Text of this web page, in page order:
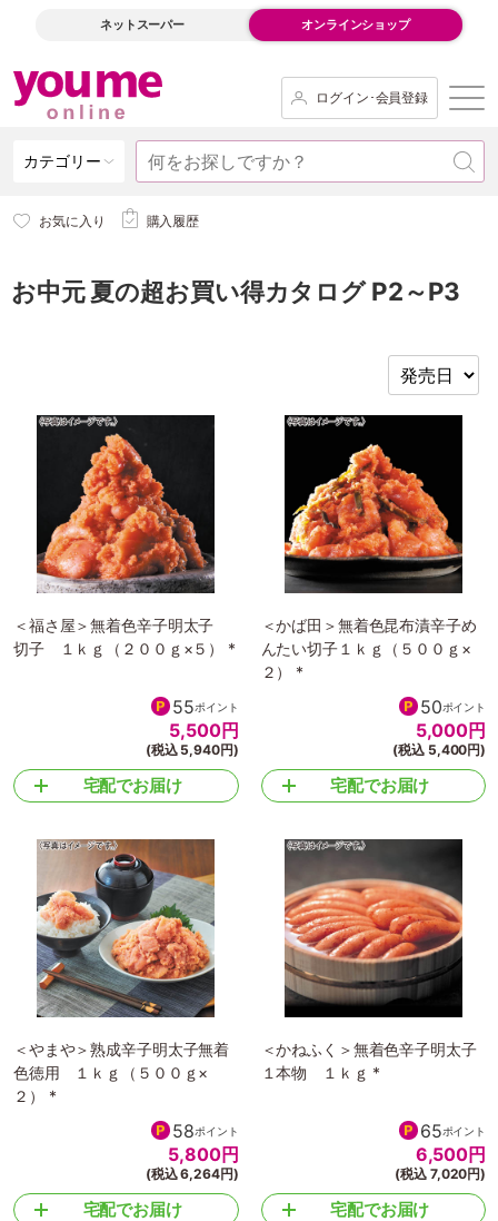
ネットスーパー オンラインショップ
ログイン･会員登録
カテゴリー
お気に入り 購入履歴
お中元 夏の超お買い得カタログ P2～P3
＜福さ屋＞無着色辛子明太子
切子 １ｋｇ（２００ｇ×５） *
55ポイント
5,500円
(税込 5,940円)
宅配でお届け
＜かば田＞無着色昆布漬辛子め
んたい切子１ｋｇ（５００ｇ×
２） *
50ポイント
5,000円
(税込 5,400円)
宅配でお届け
＜やまや＞熟成辛子明太子無着
色徳用 １ｋｇ（５００ｇ×
２） *
58ポイント
5,800円
(税込 6,264円)
宅配でお届け
＜かねふく＞無着色辛子明太子
１本物 １ｋｇ *
65ポイント
6,500円
(税込 7,020円)
宅配でお届け